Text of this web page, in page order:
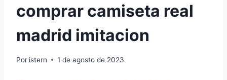
comprar camiseta real
madrid imitacion
Por istern 1 de agosto de 2023